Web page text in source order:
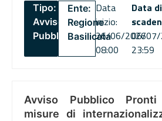
Tipo:
Avviso
Pubblico
Ente:
Regione
Basilicata
Data
inizio:
26/06/2026
08:00
Data di
06/
23:59
Avviso Pubblico
misure di